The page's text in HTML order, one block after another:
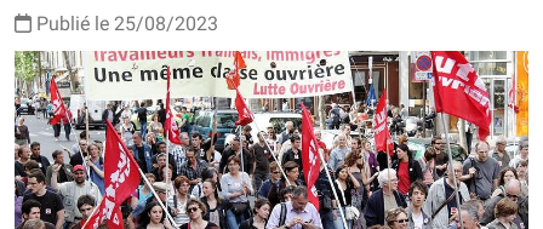
Publié le 25/08/2023